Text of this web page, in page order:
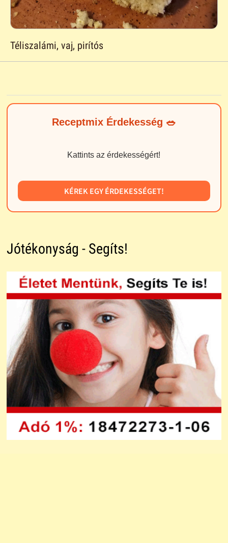
Téliszalámi, vaj, pirítós
Receptmix Érdekesség 🥗
Kattints az érdekességért!
KÉREK EGY ÉRDEKESSÉGET!
Jótékonyság - Segíts!